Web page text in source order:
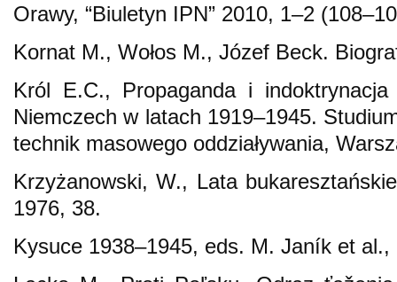
Orawy, “Biuletyn IPN” 2010, 1–2
Kornat M., Wołos M., Józef Beck.
Król E.C., Propaganda i
Niemczech w latach 1919–1945.
technik masowego oddziaływania,
Krzyżanowski, W., Lata
1976, 38.
Kysuce 1938–1945, eds. M. Janík et al.,